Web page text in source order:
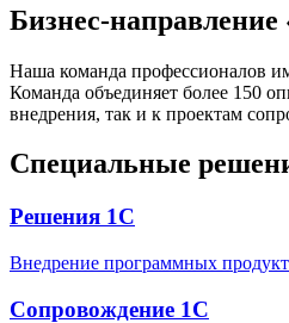
Бизнес-
Наша команда профессионалов
Команда объединяет более 150
внедрения, так и к проектам
Специальные
Решения 1С
Внедрение программных
Сопровождение 1С